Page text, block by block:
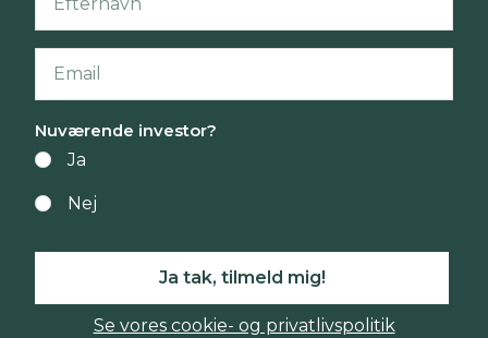
Nuværende investor?
Ja
Nej
Ja tak, tilmeld mig!
Se vores cookie- og privatlivspolitik